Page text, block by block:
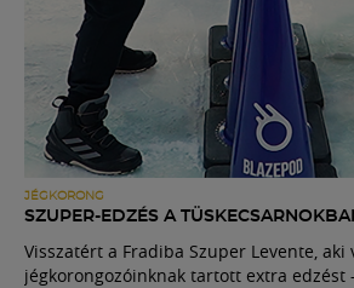
JÉGKORONG
SZUPER-EDZÉS A
Visszatért a Fradiba Szuper Levente, aki
jégkorongozóinknak tartott extra edzést -